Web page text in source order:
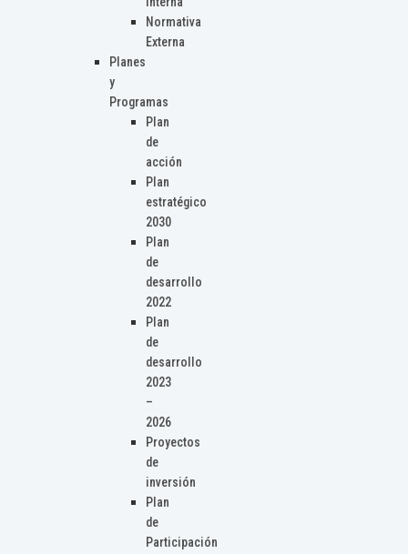
Normativa
Externa
Planes
y
Programas
Plan
de
acción
Plan
estratégico
2030
Plan
de
desarrollo
2022
Plan
de
desarrollo
2023
–
2026
Proyectos
de
inversión
Plan
de
Participación